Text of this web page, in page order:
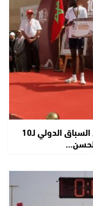
الدشيرة تحتضن النسخة الثانية من السباق الدولي لـ10
لحسن…